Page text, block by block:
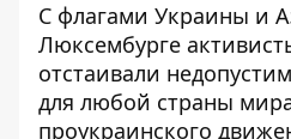
С флагами Украины и
Люксембурге
отстаивали
для любой страны
проукраинского